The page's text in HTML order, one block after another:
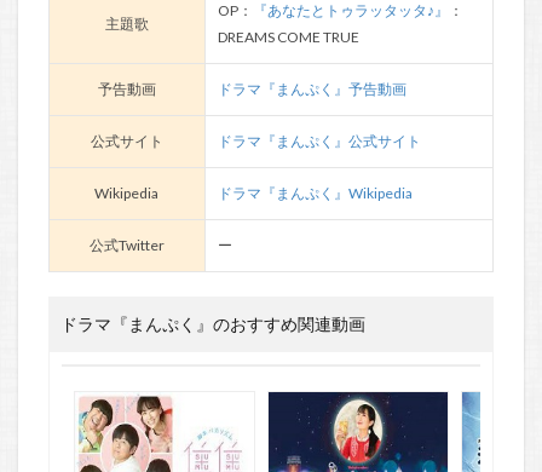
主題歌
OP： 『あなたとトゥラッタッタ♪』
：
DREAMS COME TRUE
予告動画 ドラマ『まんぷく』予告動画
公式サイト ドラマ『まんぷく』公式サイト
Wikipedia ドラマ『まんぷく』Wikipedia
公式Twitter ー
ドラマ『まんぷく』のおすすめ関連動画